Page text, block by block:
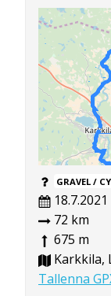
GRAVEL /
18.7.2021
72 km
675 m
Karkkila,
Tallenna